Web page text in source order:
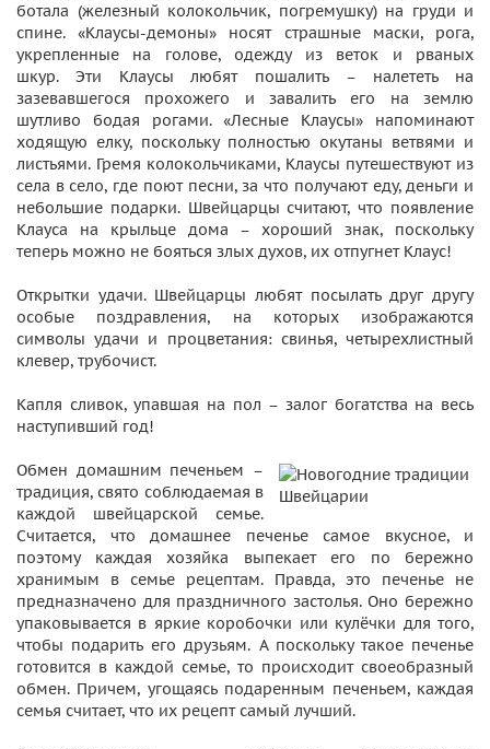
ботала (железный колокольчик, погремушку) на груди и
спине. «Клаусы-демоны» носят страшные маски, рога,
укрепленные на голове, одежду из веток и рваных
шкур. Эти Клаусы любят пошалить – налететь на
зазевавшегося прохожего и завалить его на землю
шутливо бодая рогами. «Лесные Клаусы» напоминают
ходящую елку, поскольку полностью окутаны ветвями и
листьями. Гремя колокольчиками, Клаусы путешествуют из
села в село, где поют песни, за что получают еду, деньги и
небольшие подарки. Швейцарцы считают, что появление
Клауса на крыльце дома – хороший знак, поскольку
теперь можно не бояться злых духов, их отпугнет Клаус!
Открытки удачи. Швейцарцы любят посылать друг другу
особые поздравления, на которых изображаются
символы удачи и процветания: свинья, четырехлистный
клевер, трубочист.
Капля сливок, упавшая на пол – залог богатства на весь
наступивший год!
Обмен домашним печеньем –
традиция, свято соблюдаемая в
каждой швейцарской семье.
Считается, что домашнее печенье самое вкусное, и
поэтому каждая хозяйка выпекает его по бережно
хранимым в семье рецептам. Правда, это печенье не
предназначено для праздничного застолья. Оно бережно
упаковывается в яркие коробочки или кулёчки для того,
чтобы подарить его друзьям. А поскольку такое печенье
готовится в каждой семье, то происходит своеобразный
обмен. Причем, угощаясь подаренным печеньем, каждая
семья считает, что их рецепт самый лучший.